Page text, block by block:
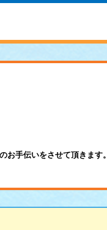
お手伝いをさせて頂きます。